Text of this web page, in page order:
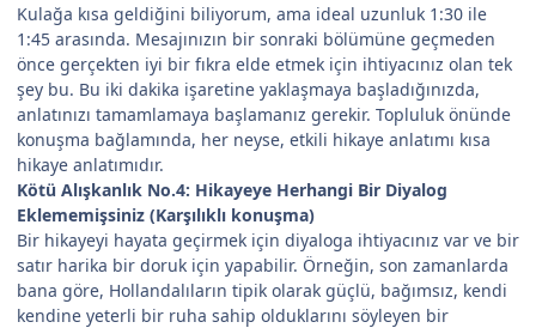
Kulağa kısa geldiğini biliyorum, ama ideal uzunluk 1:30 ile
1:45 arasında. Mesajınızın bir sonraki bölümüne geçmeden
önce gerçekten iyi bir fıkra elde etmek için ihtiyacınız olan tek
şey bu. Bu iki dakika işaretine yaklaşmaya başladığınızda,
anlatınızı tamamlamaya başlamanız gerekir. Topluluk önünde
konuşma bağlamında, her neyse, etkili hikaye anlatımı kısa
hikaye anlatımıdır.
Kötü Alışkanlık No.4: Hikayeye Herhangi Bir Diyalog
Eklememişsiniz (Karşılıklı konuşma)
Bir hikayeyi hayata geçirmek için diyaloga ihtiyacınız var ve bir
satır harika bir doruk için yapabilir. Örneğin, son zamanlarda
bana göre, Hollandalıların tipik olarak güçlü, bağımsız, kendi
kendine yeterli bir ruha sahip olduklarını söyleyen bir